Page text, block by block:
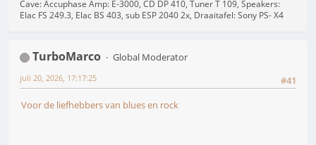
Cave: Accuphase Amp: E-3000, CD DP 410, Tuner T 109, Speakers:
Elac FS 249.3, Elac BS 403, sub ESP 2040 2x, Draaitafel: Sony PS- X4
TurboMarco
Global Moderator
#41
juli 20, 2026, 17:17:25
Voor de liefhebbers van blues en rock